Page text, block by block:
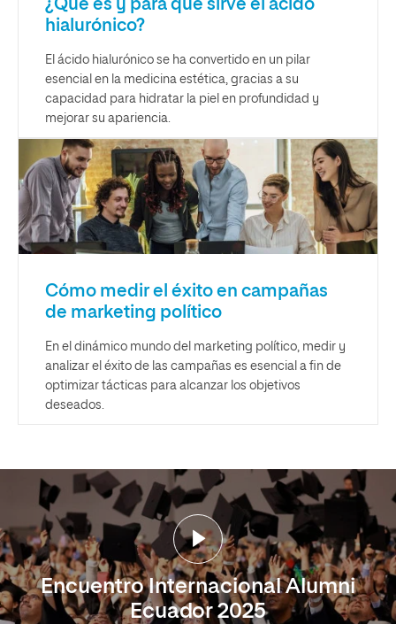
¿Qué es y para qué sirve el ácido
hialurónico?
El ácido hialurónico se ha convertido en un pilar
esencial en la medicina estética, gracias a su
capacidad para hidratar la piel en profundidad y
mejorar su apariencia.
Cómo medir el éxito en campañas
de marketing político
En el dinámico mundo del marketing político, medir y
analizar el éxito de las campañas es esencial a fin de
optimizar tácticas para alcanzar los objetivos
deseados.
Encuentro Internacional Alumni
Ecuador 2025